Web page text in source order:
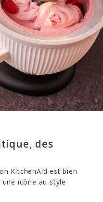
des
KitchenAid est bien
une icône au style